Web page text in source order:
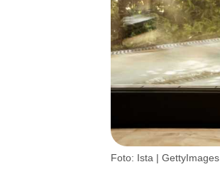
Foto: Ista | GettyImages